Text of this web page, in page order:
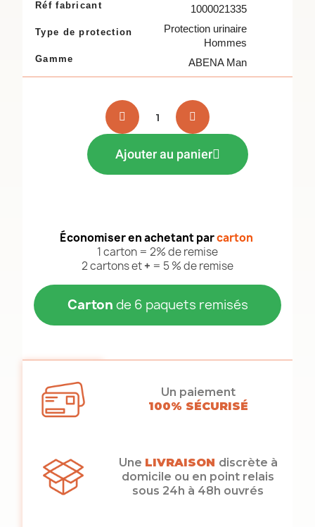
Réf fabricant 1000021335
Type de protection
Protection urinaire
Hommes
Gamme ABENA Man
Ajouter au panier
Économiser en achetant parcarton
1 carton = 2% de remise
2 cartons et+ = 5 % de remise
Carton de 6 paquets remisés
Un paiement
100% SÉCURISÉ
Une LIVRAISON discrète à
domicile ou en point relais
sous 24h à 48h ouvrés